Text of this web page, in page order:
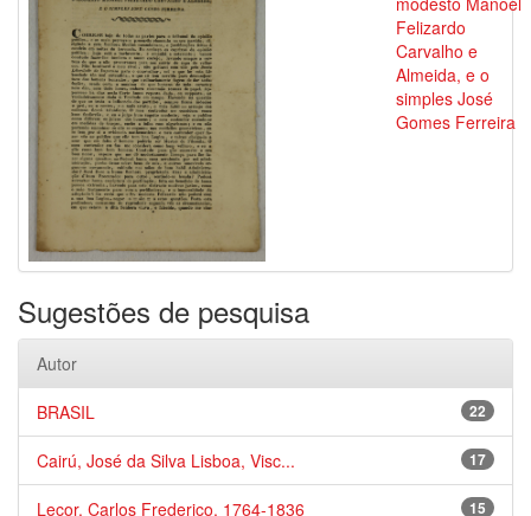
Felizardo
Carvalho e
Almeida, e o
simples José
Gomes Ferreira
Sugestões de pesquisa
Autor
22
BRASIL
17
Cairú, José da Silva Lisboa, Visc...
15
Lecor, Carlos Frederico, 1764-1836